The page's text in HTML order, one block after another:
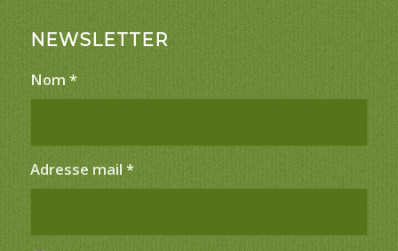
NEWSLETTER
Nom *
Adresse mail *